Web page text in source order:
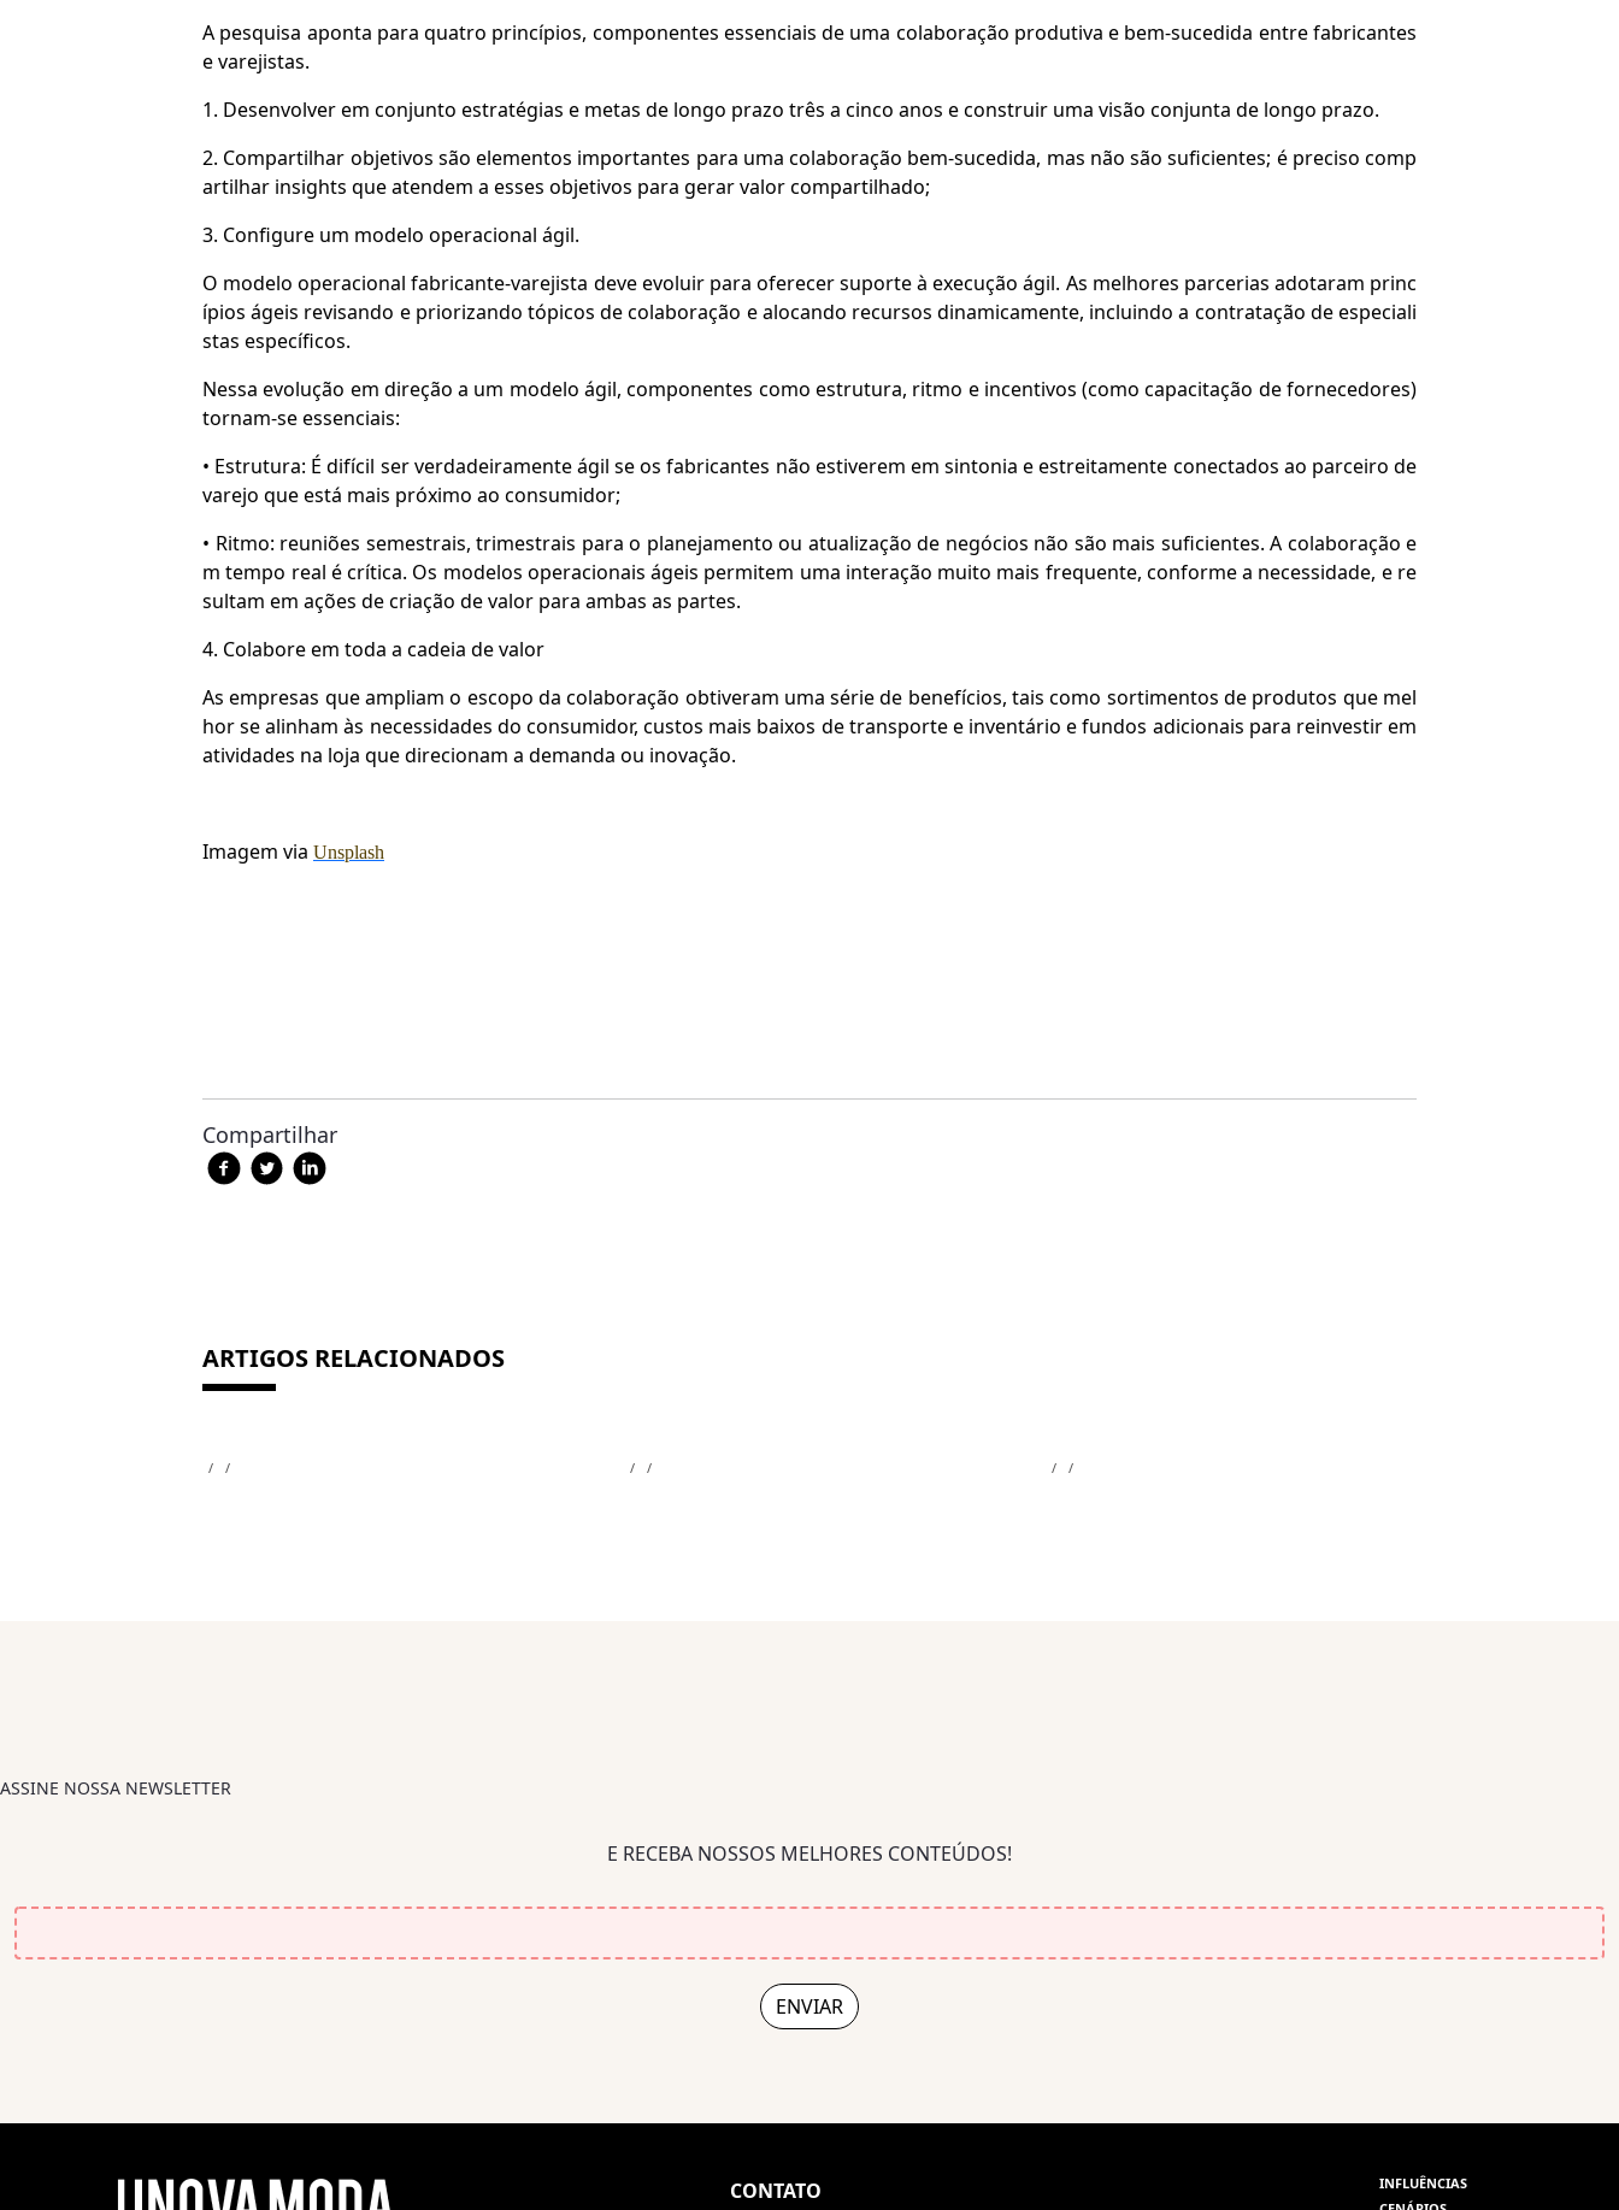
A pesquisa aponta para quatro princípios, componentes essenciais de uma colaboração produtiva e bem-sucedida entre fabricantes
e varejistas.
1. Desenvolver em conjunto estratégias e metas de longo prazo três a cinco anos e construir uma visão conjunta de longo prazo.
2. Compartilhar objetivos são elementos importantes para uma colaboração bem-sucedida, mas não são suficientes; é preciso comp
artilhar insights que atendem a esses objetivos para gerar valor compartilhado;
3. Configure um modelo operacional ágil.
O modelo operacional fabricante-varejista deve evoluir para oferecer suporte à execução ágil. As melhores parcerias adotaram princ
ípios ágeis revisando e priorizando tópicos de colaboração e alocando recursos dinamicamente, incluindo a contratação de especiali
stas específicos.
Nessa evolução em direção a um modelo ágil, componentes como estrutura, ritmo e incentivos (como capacitação de fornecedores)
tornam-se essenciais:
• Estrutura: É difícil ser verdadeiramente ágil se os fabricantes não estiverem em sintonia e estreitamente conectados ao parceiro de
varejo que está mais próximo ao consumidor;
• Ritmo: reuniões semestrais, trimestrais para o planejamento ou atualização de negócios não são mais suficientes. A colaboração e
m tempo real é crítica. Os modelos operacionais ágeis permitem uma interação muito mais frequente, conforme a necessidade, e re
sultam em ações de criação de valor para ambas as partes.
4. Colabore em toda a cadeia de valor
As empresas que ampliam o escopo da colaboração obtiveram uma série de benefícios, tais como sortimentos de produtos que mel
hor se alinham às necessidades do consumidor, custos mais baixos de transporte e inventário e fundos adicionais para reinvestir em
atividades na loja que direcionam a demanda ou inovação.
Imagem via Unsplash
Compartilhar
ARTIGOS RELACIONADOS
ASSINE NOSSA NEWSLETTER
E RECEBA NOSSOS MELHORES CONTEÚDOS!
CONTATO
INFLUÊNCIAS